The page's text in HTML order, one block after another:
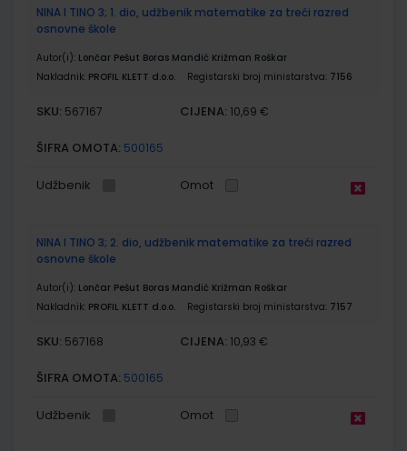
NINA I TINO 3; 1. dio, udžbenik matematike za treći razred
osnovne škole
Autor(i): Lončar Pešut Boras Mandić Križman Roškar
Nakladnik: PROFIL KLETT d.o.o. Registarski broj ministarstva: 7156
SKU: 567167 CIJENA: 10,69 €
ŠIFRA OMOTA: 500165
Udžbenik Omot
NINA I TINO 3; 2. dio, udžbenik matematike za treći razred
osnovne škole
Autor(i): Lončar Pešut Boras Mandić Križman Roškar
Nakladnik: PROFIL KLETT d.o.o. Registarski broj ministarstva: 7157
SKU: 567168 CIJENA: 10,93 €
ŠIFRA OMOTA: 500165
Udžbenik Omot